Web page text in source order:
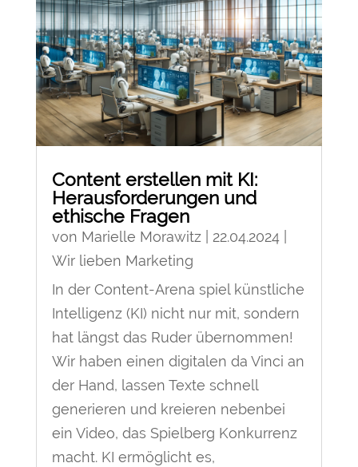
Content erstellen mit KI:
Herausforderungen und
ethische Fragen
von Marielle Morawitz| 22.04.2024|
Wir lieben Marketing
In der Content-Arena spiel künstliche
Intelligenz (KI) nicht nur mit, sondern
hat längst das Ruder übernommen!
Wir haben einen digitalen da Vinci an
der Hand, lassen Texte schnell
generieren und kreieren nebenbei
ein Video, das Spielberg Konkurrenz
macht. KI ermöglicht es,